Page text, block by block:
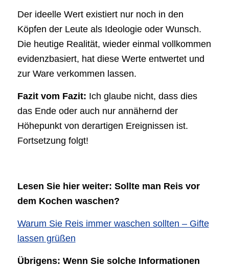
Der ideelle Wert existiert nur noch in den
Köpfen der Leute als Ideologie oder Wunsch.
Die heutige Realität, wieder einmal vollkommen
evidenzbasiert, hat diese Werte entwertet und
zur Ware verkommen lassen.
Fazit vom Fazit: Ich glaube nicht, dass dies
das Ende oder auch nur annähernd der
Höhepunkt von derartigen Ereignissen ist.
Fortsetzung folgt!
Lesen Sie hier weiter: Sollte man Reis vor
dem Kochen waschen?
Warum Sie Reis immer waschen sollten – Gifte
lassen grüßen
Übrigens: Wenn Sie solche Informationen